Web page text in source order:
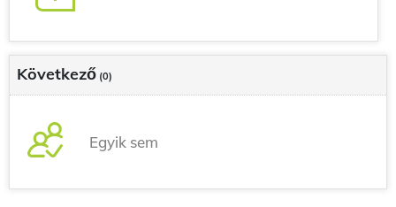
Következő (0)
Egyik sem